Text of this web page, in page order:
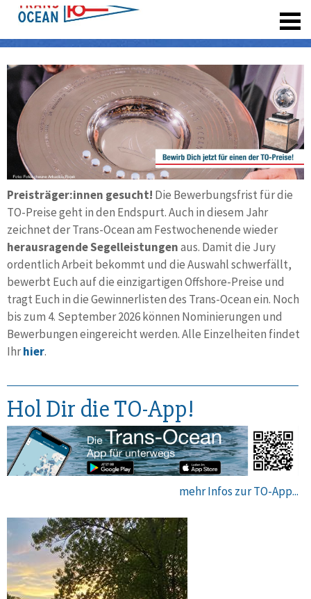
Preisträger:innen gesucht! Die Bewerbungsfrist für die
TO-Preise geht in den Endspurt. Auch in diesem Jahr
zeichnet der Trans-Ocean am Fest­wochen­ende wie­der
heraus­ragende Segel­lei­stun­genaus. Damit die Jury
ordent­lich Arbeit be­kommt und die Auswahl schwer­fällt,
bewerbt Euch auf die einzig­artigen Offshore-Preise und
tragt Euch in die Gewinner­listen des Trans-Ocean ein. Noch
bis zum 4. September 2026 können Nominie­rungen und
Bewer­bungen einge­reicht werden. Alle Einzel­heiten findet
Ihrhier.
Hol Dir die TO-App!
mehr Infos zur TO-App...